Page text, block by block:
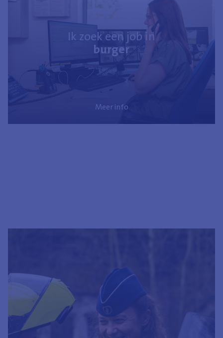
Ik zoek een job in
burger
Meer info